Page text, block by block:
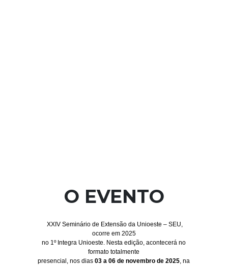
O EVENTO
XXIV Seminário de Extensão da Unioeste – SEU,
ocorre em 2025
no 1º Integra Unioeste. Nesta edição, acontecerá no
formato totalmente
presencial, nos dias03 a 06 de novembro de 2025 , na